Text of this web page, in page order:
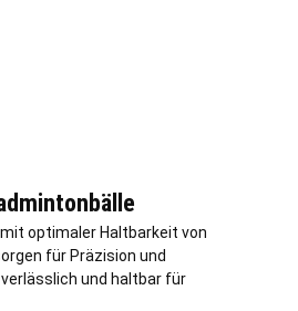
optimaler Haltbarkeit von
für Präzision und
verlässlich und haltbar für